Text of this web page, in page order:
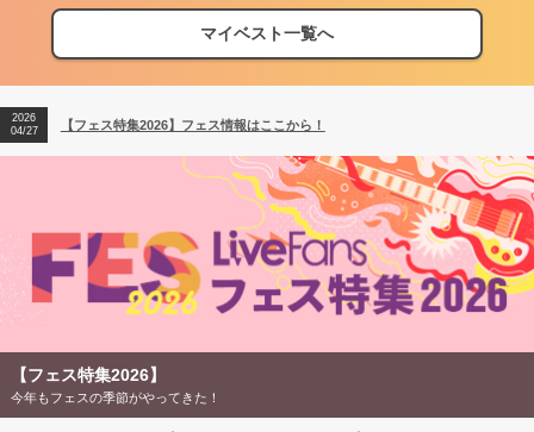
マイベスト一覧へ
【ライブ動員ランキング】2026年上半期編発表！
【フェス特集2026】フェス情報はここから！
2026
07/28
【ライブ動員ランキング】2026年上半期編発表！
【フェス特集2026】
今年もフェスの季節がやってきた！